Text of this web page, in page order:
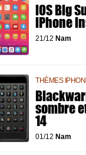
iOS Big
iPhone
21/12 Nam
THÈMES
sombre
14
01/12 Nam